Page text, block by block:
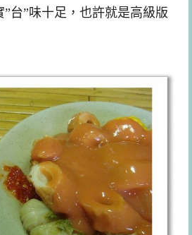
台”味十足，也許就是高級版